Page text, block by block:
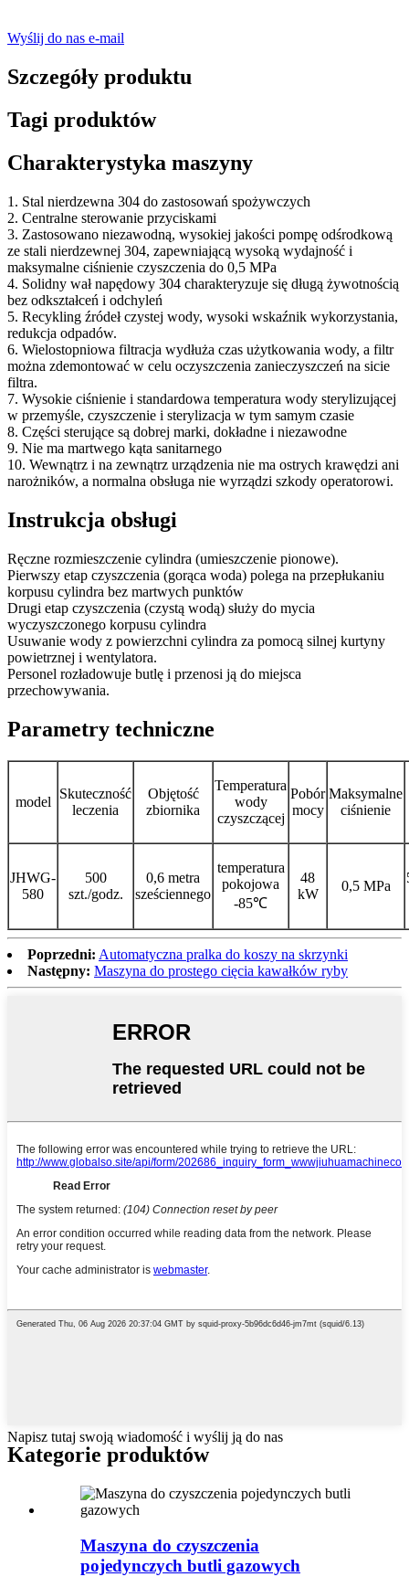
Wyślij do nas e-mail
Szczegóły produktu
Tagi produktów
Charakterystyka maszyny
1. Stal nierdzewna 304 do zastosowań spożywczych
2. Centralne sterowanie przyciskami
3. Zastosowano niezawodną, ​​wysokiej jakości pompę odśrodkową
ze stali nierdzewnej 304, zapewniającą wysoką wydajność i
maksymalne ciśnienie czyszczenia do 0,5 MPa
4. Solidny wał napędowy 304 charakteryzuje się długą żywotnością
bez odkształceń i odchyleń
5. Recykling źródeł czystej wody, wysoki wskaźnik wykorzystania,
redukcja odpadów.
6. Wielostopniowa filtracja wydłuża czas użytkowania wody, a filtr
można zdemontować w celu oczyszczenia zanieczyszczeń na sicie
filtra.
7. Wysokie ciśnienie i standardowa temperatura wody sterylizującej
w przemyśle, czyszczenie i sterylizacja w tym samym czasie
8. Części sterujące są dobrej marki, dokładne i niezawodne
9. Nie ma martwego kąta sanitarnego
10. Wewnątrz i na zewnątrz urządzenia nie ma ostrych krawędzi ani
narożników, a normalna obsługa nie wyrządzi szkody operatorowi.
Instrukcja obsługi
Ręczne rozmieszczenie cylindra (umieszczenie pionowe).
Pierwszy etap czyszczenia (gorąca woda) polega na przepłukaniu
korpusu cylindra bez martwych punktów
Drugi etap czyszczenia (czystą wodą) służy do mycia
wyczyszczonego korpusu cylindra
Usuwanie wody z powierzchni cylindra za pomocą silnej kurtyny
powietrznej i wentylatora.
Personel rozładowuje butlę i przenosi ją do miejsca
przechowywania.
Parametry techniczne
model
Skuteczność
leczenia
Objętość
zbiornika
Temperatura
wody
czyszczącej
Pobór
mocy
Maksymalne
ciśnienie
JHWG-
580
500
szt./godz.
0,6 metra
sześciennego
temperatura
pokojowa
-85℃
48
kW
0,5 MPa
Poprzedni: Automatyczna pralka do koszy na skrzynki
Następny: Maszyna do prostego cięcia kawałków ryby
Napisz tutaj swoją wiadomość i wyślij ją do nas
Kategorie produktów
Maszyna do czyszczenia
pojedynczych butli gazowych